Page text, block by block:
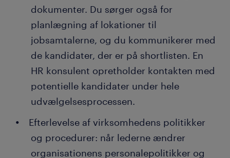
dokumenter. Du sørger også for
planlægning af lokationer til
jobsamtalerne, og du kommunikerer med
de kandidater, der er på shortlisten. En
HR konsulent opretholder kontakten med
potentielle kandidater under hele
udvælgelsesprocessen.
Efterlevelse af virksomhedens politikker
og procedurer: når lederne ændrer
organisationens personalepolitikker og